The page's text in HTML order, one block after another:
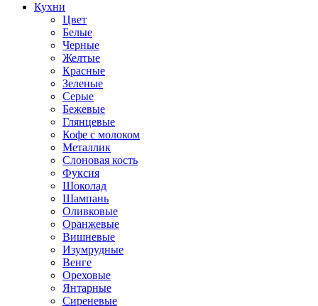
Кухни
Цвет
Белые
Черные
Желтые
Красные
Зеленые
Серые
Бежевые
Глянцевые
Кофе с молоком
Металлик
Слоновая кость
Фуксия
Шоколад
Шампань
Оливковые
Оранжевые
Вишневые
Изумрудные
Венге
Ореховые
Янтарные
Сиреневые